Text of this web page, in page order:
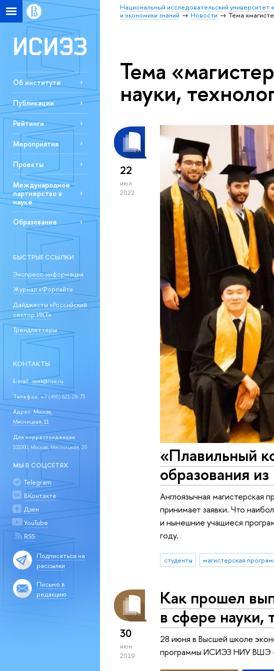
Национальный исследовательский университет
и экономики знаний
Новости Тема
Об институте
Публикации
Рейтинги
Мероприятия
Проекты
Международное
партнерство в
науке
Образование
БЫСТРЫЕ ССЫЛКИ
Экспресс-информации
Журнал «Форсайт»
Дайджесты «Российский
сектор ИКТ»
Трендлеттеры
КОНТАКТЫ
E-mail:issek@hse.ru
Телефон:+7 (495) 621-28-73
Адрес: Москва,
Мясницкая, 11
Для корреспонденции:
101000, Москва, Мясницкая, 20
МЫ В СОЦСЕТЯХ
Telegram
ВКонтакте
Дзен
YouTube
RSS
Подписаться на
рассылки
Письмо в
редакцию
Тема
науки,
22
июл
2022
«Плавильный
образования
Англоязычная
принимает заявки. Что
и нынешние учащиеся
году.
студенты
30
июн
2019
Как прошел
в сфере науки,
28 июня в Высшей школе
программы ИСИЭЗ НИУ ВШЭ